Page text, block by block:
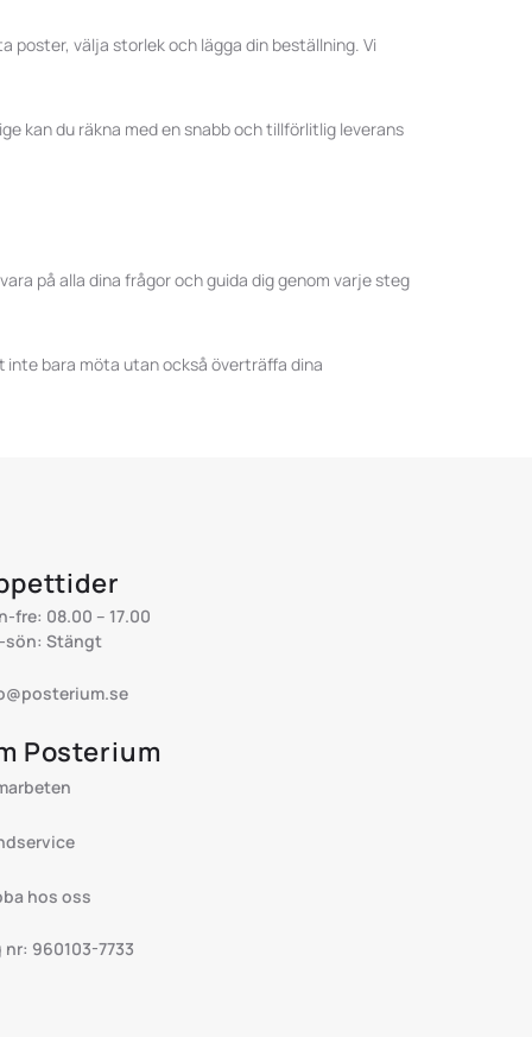
välja storlek och lägga din beställning. Vi
kan du räkna med en snabb och tillförlitlig leverans
på alla dina frågor och guida dig genom varje steg
inte bara möta utan också överträffa dina
fre: 08.00 – 17.00
sön: Stängt
Posterium
hos oss
nr: 960103-7733